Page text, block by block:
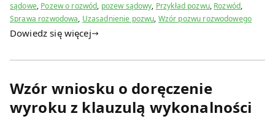
sądowe, Pozew o rozwód, pozew sądowy, Przykład pozwu, Rozwód,
Sprawa rozwodowa, Uzasadnienie pozwu, Wzór pozwu rozwodowego
Dowiedz się więcej
Wzór wniosku o doręczenie
wyroku z klauzulą wykonalności